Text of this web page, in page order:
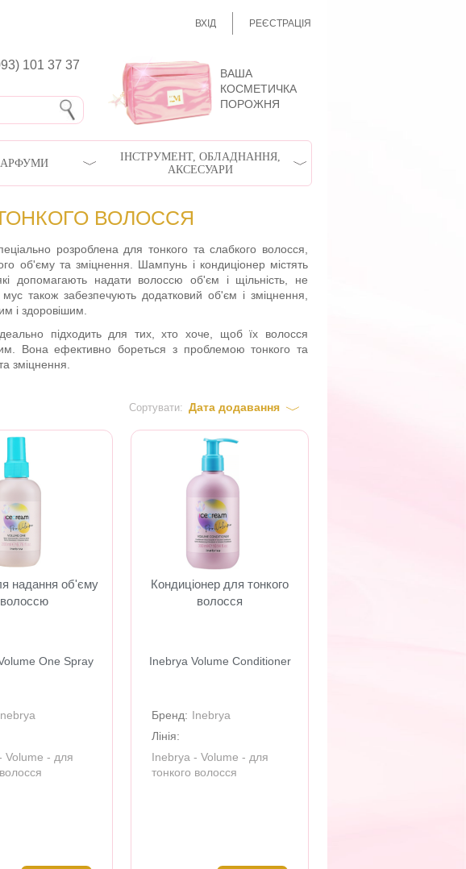
ВХІД РЕЄСТРАЦІЯ
101 37 37
ВАША
КОСМЕТИЧКА
ПОРОЖНЯ
ІНСТРУМЕНТ, ОБЛАДНАННЯ,
АКСЕСУАРИ
ТОНКОГО ВОЛОССЯ
розроблена для тонкого та слабкого волосся,
об'єму та зміцнення. Шампунь і кондиціонер містять
які допомагають надати волоссю об'єм і щільність, не
також забезпечують додатковий об'єм і зміцнення,
і здоровішим.
підходить для тих, хто хоче, щоб їх волосся
Вона ефективно бореться з проблемою тонкого та
зміцнення.
Сортувати: Дата додавання
надання об'єму
волоссю
One Spray
Volume - для
Кондиціонер для тонкого
волосся
Inebrya Volume Conditioner
Бренд: Inebrya
Лінія:
Inebrya - Volume - для
тонкого волосся